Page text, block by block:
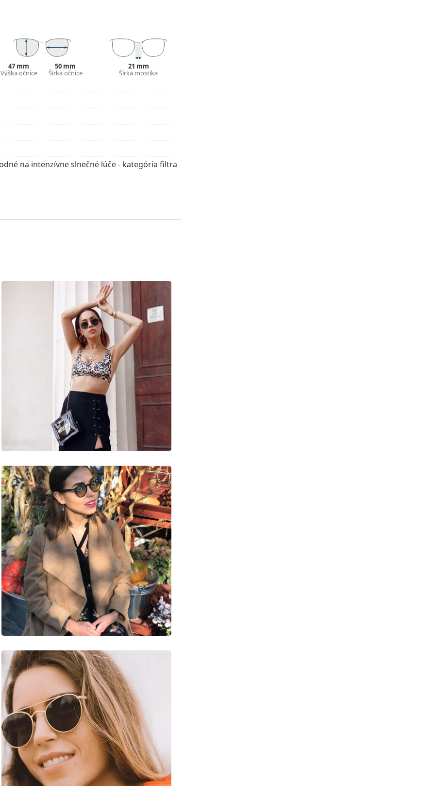
z kvalitného minerálneho skla,
proti poškriabaniu. Minerálne sklo tiež
ostatnými materiálmi používanými pri výrobe
slnečným žiarením. Šošovky okuliarov
8 – 18%) – tmavý filter vhodný pre
a jeho vyhotovenie sa môžu líšiť.
a starostlivosť o okuliare. Niektoré
vrecko.
47 mm
Výška očnice
50 mm
Šírka očnice
21 mm
Šírka mostíka
na intenzívne slnečné lúče - kategória filtra